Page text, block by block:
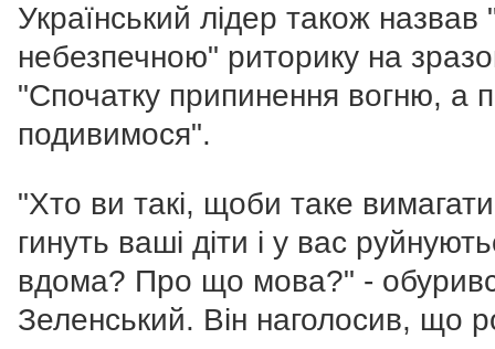
Український лідер також назвав
небезпечною" риторику на
"Спочатку припинення вогню, а
подивимося".
"Хто ви такі, щоби таке
гинуть ваші діти і у вас
вдома? Про що мова?" -
Зеленський. Він наголосив, що